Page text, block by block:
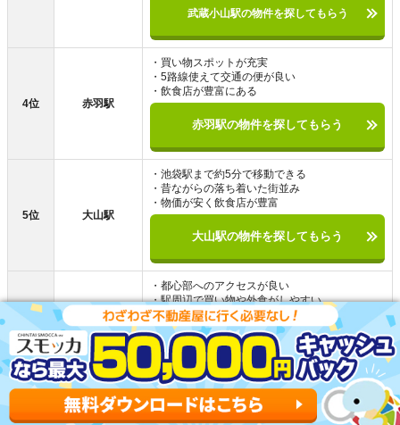
武蔵小山駅の物件を探してもらう
4位 赤羽駅
・買い物スポットが充実
・5路線使えて交通の便が良い
・飲食店が豊富にある
赤羽駅の物件を探してもらう
5位 大山駅
・池袋駅まで約5分で移動できる
・昔ながらの落ち着いた街並み
・物価が安く飲食店が豊富
大山駅の物件を探してもらう
6位 三鷹駅
・都心部へのアクセスが良い
・駅周辺で買い物や外食がしやすい
・徒歩圏内で吉祥寺に行ける
三鷹駅の物件を探してもらう
・治安が良い閑静な住宅街
・2路線が使えて交通アクセスが良い